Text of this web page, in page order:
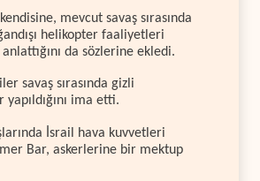
mevcut savaş sırasında
helikopter faaliyetleri
da sözlerine ekledi.
savaş sırasında gizli
ima etti.
İsrail hava kuvvetleri
Bar, askerlerine bir mektup